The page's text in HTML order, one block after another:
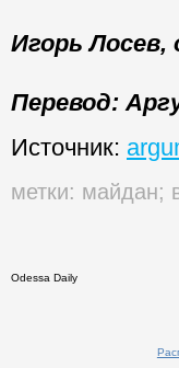
Игорь Лосев,
Перевод:
Источник:
метки: майдан;
Odessa Daily